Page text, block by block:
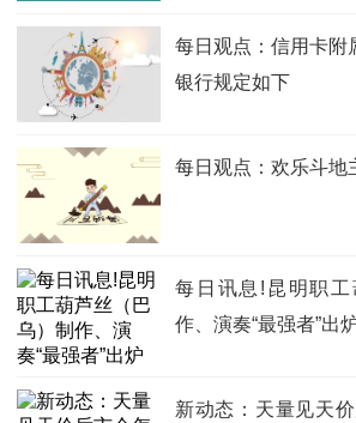
每日观点：信用卡附
银行规定如下
每日观点：欢乐斗地
每日讯息!昆明职工
作、演奏“最强者”出
新动态：天量见天